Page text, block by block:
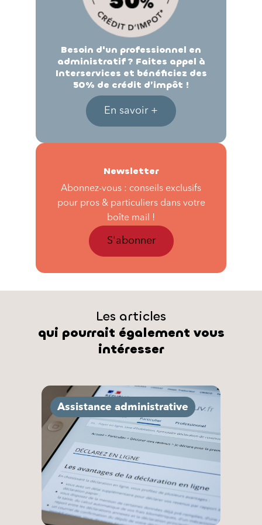
Besoin d'un professionnel en
administratif ? Faites appel à
Interservices et bénéficiez des
50% de crédit d’impôt !
En savoir +
Newsletter
Abonnez-vous : conseils exclusifs
pour pros & particuliers dans votre
boîte mail !
S'abonner
Les articles
qui pourrait également vous
intéresser
Assistance administrative